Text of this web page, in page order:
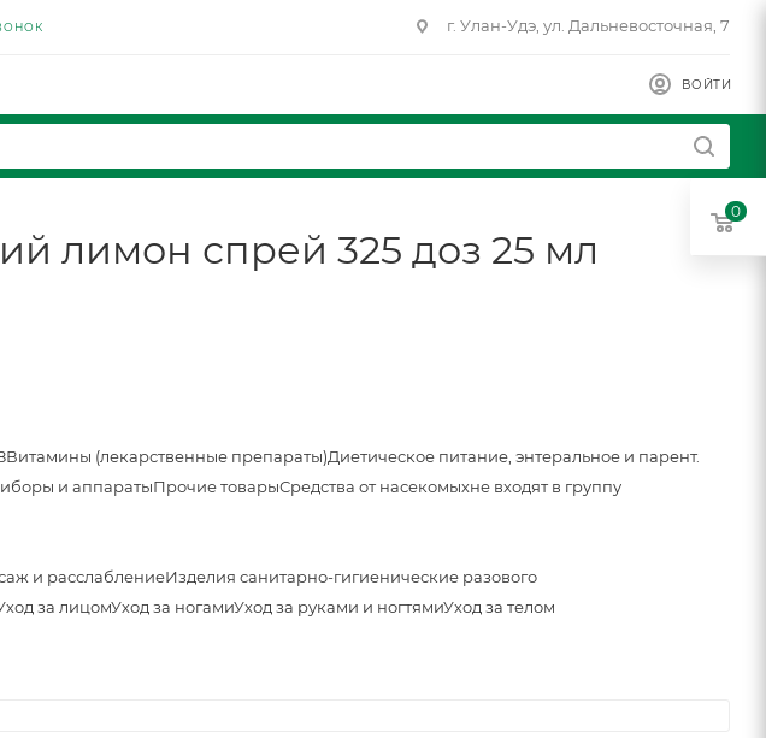
г. Улан-Удэ, ул. Дальневосточная, 7
ВОЙТИ
лимон спрей 325 доз 25 мл
Витамины (лекарственные препараты)Диетическое питание, энтеральное и парент.
и аппаратыПрочие товарыСредства от насекомыхне входят в группу
и расслаблениеИзделия санитарно-гигиенические разового
за лицомУход за ногамиУход за руками и ногтямиУход за телом
0